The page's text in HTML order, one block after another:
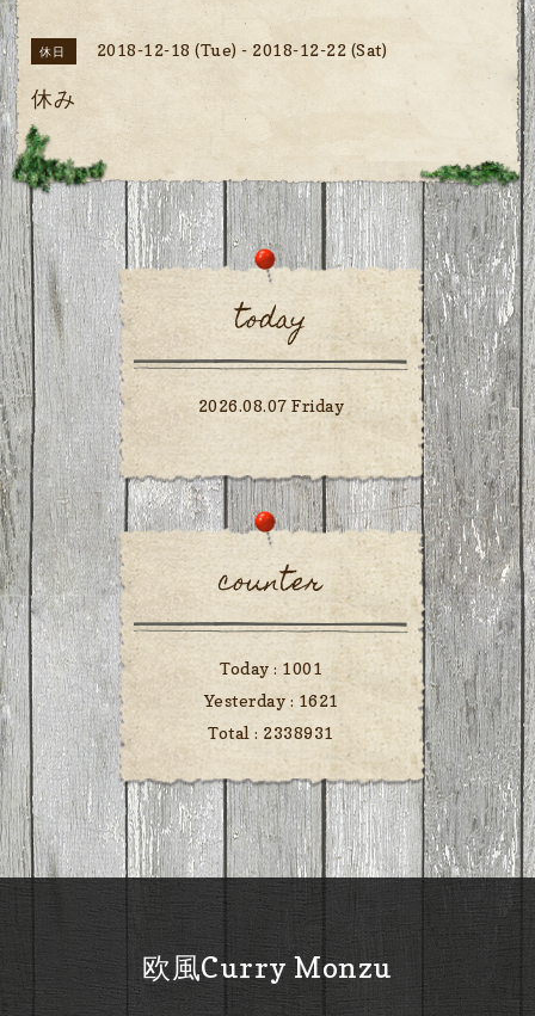
休日 2018-12-18 (Tue) - 2018-12-22 (Sat)
休み
today
2026.08.07 Friday
counter
Today : 1001
Yesterday : 1621
Total : 2338931
欧風Curry Monzu